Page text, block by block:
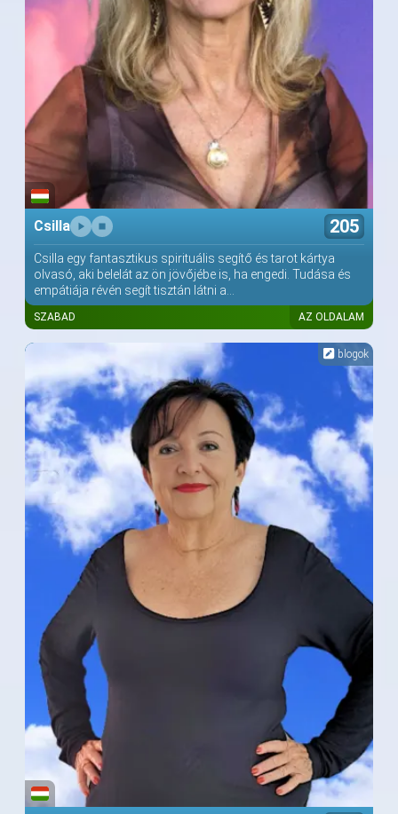
Csilla 205
Csilla egy fantasztikus spirituális segítő és tarot kártya
olvasó, aki belelát az ön jövőjébe is, ha engedi. Tudása és
empátiája révén segít tisztán látni a...
SZABAD AZ OLDALAM
blogok